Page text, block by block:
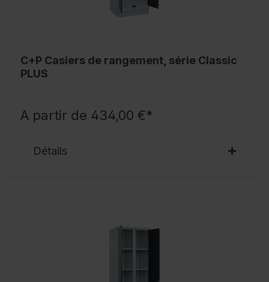
C+P Casiers de rangement, série Classic
PLUS
A partir de 434,00 €*
Détails